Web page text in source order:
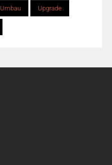
Umbau Upgrade